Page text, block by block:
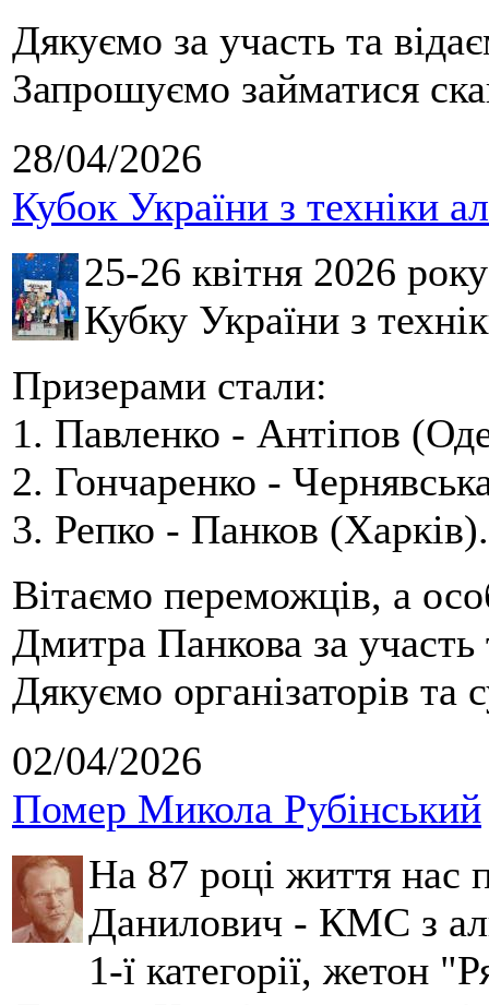
Дякуємо за участь та
Запрошуємо займатися
28/04/2026
Кубок України з техніки
25-26 квітня 2026
Кубку України з
Призерами стали:
1. Павленко - Антіпов
2. Гончаренко -
3. Репко - Панков (Харків).
Вітаємо переможців, а
Дмитра Панкова за
Дякуємо організаторів та
02/04/2026
Помер Микола Рубінський
На 87 році життя нас
Данилович - КМС з
1-ї категорії, жетон